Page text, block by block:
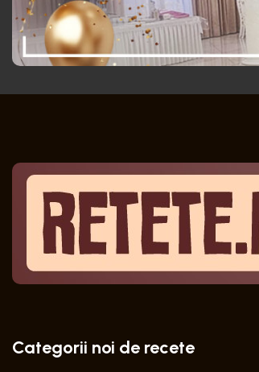
Categorii noi de recete